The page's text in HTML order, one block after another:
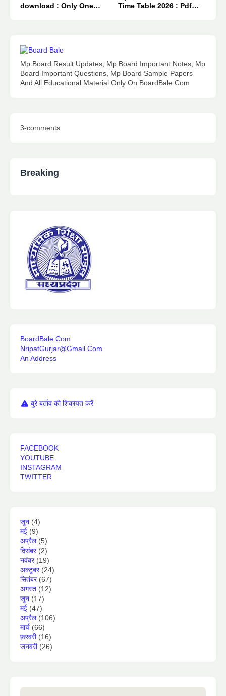
download : Only One
Time Table 2026 : Pdf
Mp Board Result Updates, Mp Board Important Notes, Mp
Board Important Questions, Mp Board Sample Papers
And All Educational Material Only On BoardBale.Com
3-comments
Breaking
BoardBale.Com
NripatGurjar@Gmail.Com
An Address
बुरे बर्ताव की शिकायत करें
FACEBOOK
YOUTUBE
INSTAGRAM
TWITTER
जून (4)
मई (9)
अप्रैल(5)
दिसंबर(2)
नवंबर(19)
अक्टूबर(24)
सितंबर(67)
अगस्त (12)
जून (17)
मई (47)
अप्रैल(106)
मार्च (66)
फ़रवरी(16)
जनवरी(26)